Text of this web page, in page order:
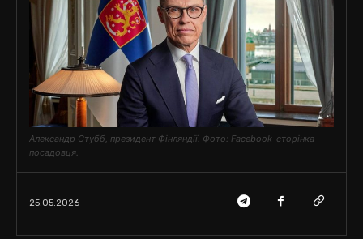
Александр Стубб, президент Фінляндії. Фото: Facebook-сторінка
посадовця.
25.05.2026